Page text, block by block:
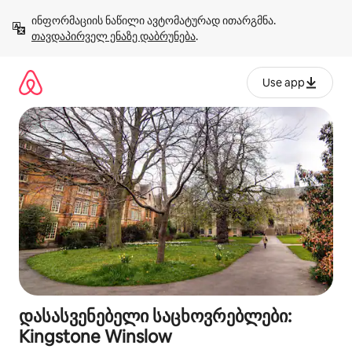
გადასვლა
თავდაპირველ ენაზე დაბრუნება.
Use app
დასასვენებელი საცხოვრებლები:
Kingstone Winslow